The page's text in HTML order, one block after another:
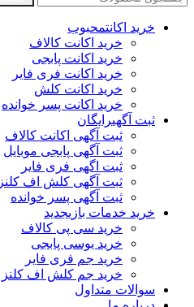
خرید اکانتمحبوب
خرید اکانت کالاف
خرید اکانت پابجی
خرید اکانت فری فایر
خرید اکانت کلش
خرید اکانت پسر خوانده
ثبت آگهیرایگان
ثبت آگهی اکانت کالاف
ثبت آگهی پابجی موبایل
ثبت اگهی فری فایر
ثبت آگهی کلش اف کلنز
ثبت آگهی پسر خوانده
خرید خدمات بازیجدید
خرید سی پی کالاف
خرید یوسی پابجی
خرید جم فری فایر
خرید جم کلش اف کلنز
سوالات متداول